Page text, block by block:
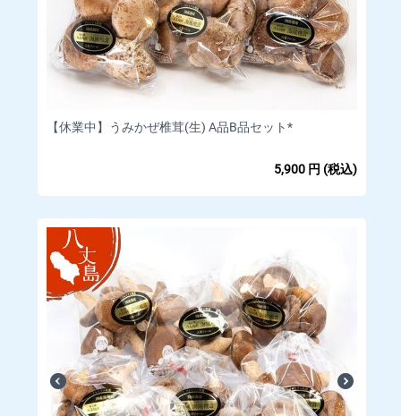
【休業中】うみかぜ椎茸(生) A品B品セット*
5,900 円 (税込)